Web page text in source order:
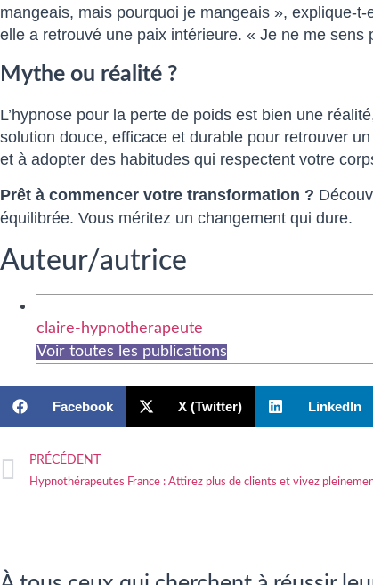
mangeais, mais pourquoi je mangeais », explique-
elle a retrouvé une paix intérieure. « Je ne me
Mythe ou réalité ?
L’hypnose pour la perte de poids est bien une
solution douce, efficace et durable pour retrouver
et à adopter des habitudes qui respectent votre
Prêt à commencer votre transformation ?
équilibrée. Vous méritez un changement qui dure.
Auteur/autrice
claire-hypnotherapeute
Voir toutes les publications
Facebook X (Twitter) LinkedIn
PRÉCÉDENT
Hypnothérapeutes France : Attirez plus de clients et vivez